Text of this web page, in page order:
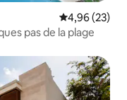
Évaluation
4,96 (23)
pas de la plage